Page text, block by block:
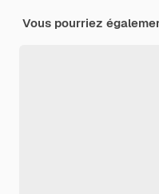
Vous pourriez